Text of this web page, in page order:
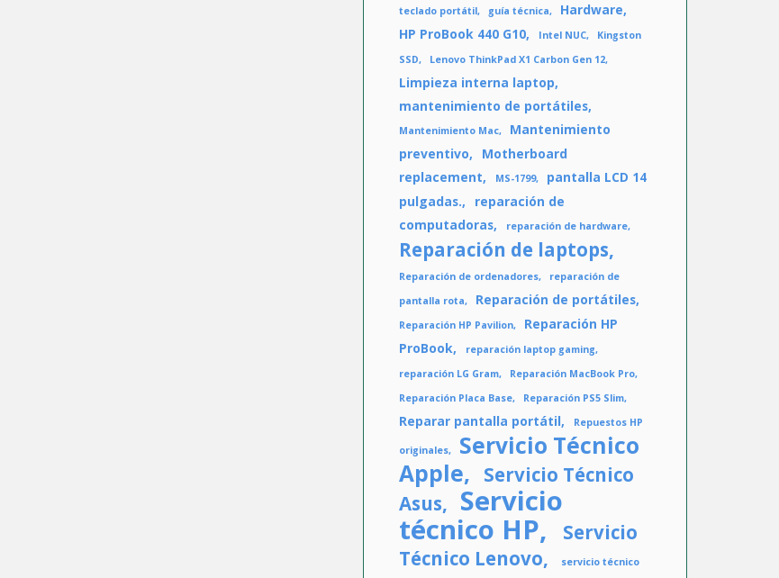
teclado portátil
guía técnica
Hardware
HP ProBook 440 G10
Intel NUC
Kingston
SSD
Lenovo ThinkPad X1 Carbon Gen 12
Limpieza interna laptop
mantenimiento de portátiles
Mantenimiento Mac
Mantenimiento
preventivo
Motherboard
replacement
MS-1799
pantalla LCD 14
pulgadas.
reparación de
computadoras
reparación de hardware
Reparación de laptops
Reparación de ordenadores
reparación de
pantalla rota
Reparación de portátiles
Reparación HP Pavilion
Reparación HP
ProBook
reparación laptop gaming
reparación LG Gram
Reparación MacBook Pro
Reparación Placa Base
Reparación PS5 Slim
Reparar pantalla portátil Repuestos HP
originales
Servicio Técnico
Apple
Servicio Técnico
Asus
Servicio
técnico HP
Servicio
Técnico Lenovo
servicio técnico